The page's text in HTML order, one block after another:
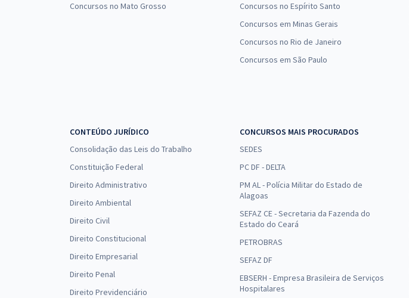
Concursos no Mato Grosso
Concursos no Espírito Santo
Concursos em Minas Gerais
Concursos no Rio de Janeiro
Concursos em São Paulo
CONTEÚDO JURÍDICO
Consolidação das Leis do Trabalho
Constituição Federal
Direito Administrativo
Direito Ambiental
Direito Civil
Direito Constitucional
Direito Empresarial
Direito Penal
Direito Previdenciário
CONCURSOS MAIS PROCURADOS
SEDES
PC DF - DELTA
PM AL - Polícia Militar do Estado de
Alagoas
SEFAZ CE - Secretaria da Fazenda do
Estado do Ceará
PETROBRAS
SEFAZ DF
EBSERH - Empresa Brasileira de Serviços
Hospitalares